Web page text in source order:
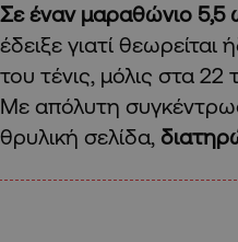
Σε έναν μαραθώνιο
έδειξε γιατί
του τένις, μόλις στα 22
Με απόλυτη
θρυλική σελίδα,